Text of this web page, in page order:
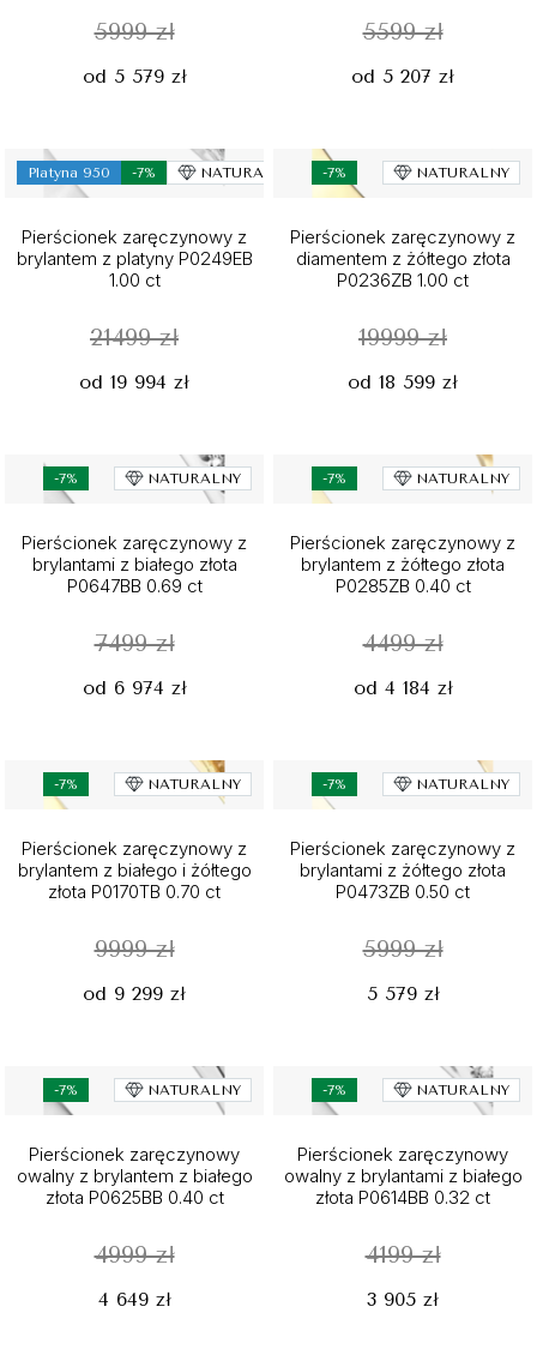
5999 zł
od 5 579 zł
5599 zł
od 5 207 zł
Platyna 950 -7% NATURALNY
Pierścionek zaręczynowy z
brylantem z platyny P0249EB
1.00 ct
21499 zł
od 19 994 zł
-7% NATURALNY
Pierścionek zaręczynowy z
diamentem z żółtego złota
P0236ZB 1.00 ct
19999 zł
od 18 599 zł
-7% NATURALNY
Pierścionek zaręczynowy z
brylantami z białego złota
P0647BB 0.69 ct
7499 zł
od 6 974 zł
-7% NATURALNY
Pierścionek zaręczynowy z
brylantem z żółtego złota
P0285ZB 0.40 ct
4499 zł
od 4 184 zł
-7% NATURALNY
Pierścionek zaręczynowy z
brylantem z białego i żółtego
złota P0170TB 0.70 ct
9999 zł
od 9 299 zł
-7% NATURALNY
Pierścionek zaręczynowy z
brylantami z żółtego złota
P0473ZB 0.50 ct
5999 zł
5 579 zł
-7% NATURALNY
Pierścionek zaręczynowy
owalny z brylantem z białego
złota P0625BB 0.40 ct
4999 zł
4 649 zł
-7% NATURALNY
Pierścionek zaręczynowy
owalny z brylantami z białego
złota P0614BB 0.32 ct
4199 zł
3 905 zł